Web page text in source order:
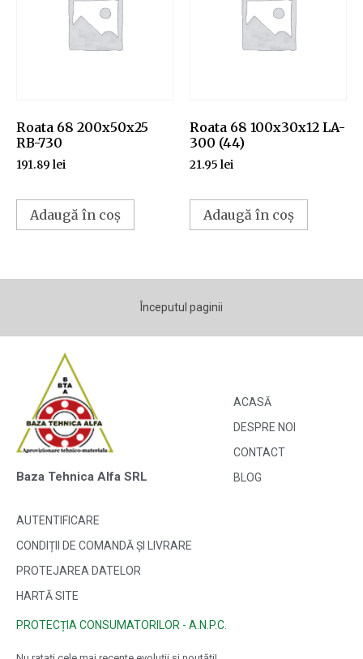
Roata 68 200x50x25
RB-730
191.89 lei
Adaugă în coș
Roata 68 100x30x12 LA-
300 (44)
21.95 lei
Adaugă în coș
Începutul paginii
Baza Tehnica Alfa SRL
ACASĂ
DESPRE NOI
CONTACT
BLOG
AUTENTIFICARE
CONDIȚII DE COMANDĂ ȘI LIVRARE
PROTEJAREA DATELOR
HARTĂ SITE
PROTECȚIA CONSUMATORILOR - A.N.P.C.